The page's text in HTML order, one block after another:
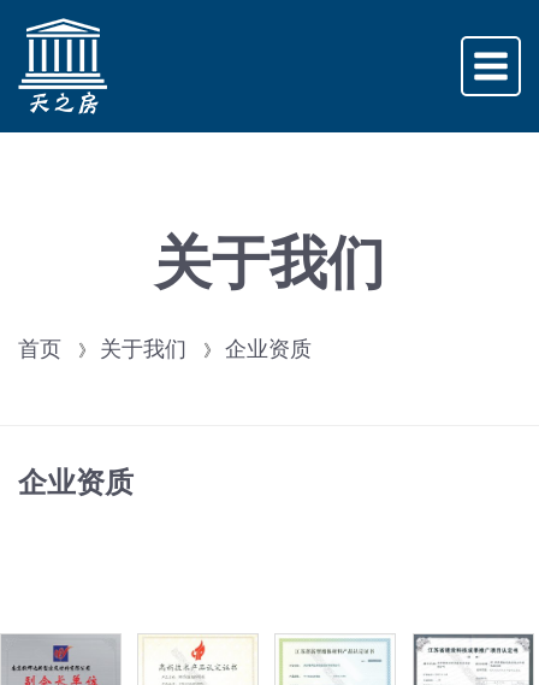
关于我们
首页 》 关于我们 》 企业资质
企业资质